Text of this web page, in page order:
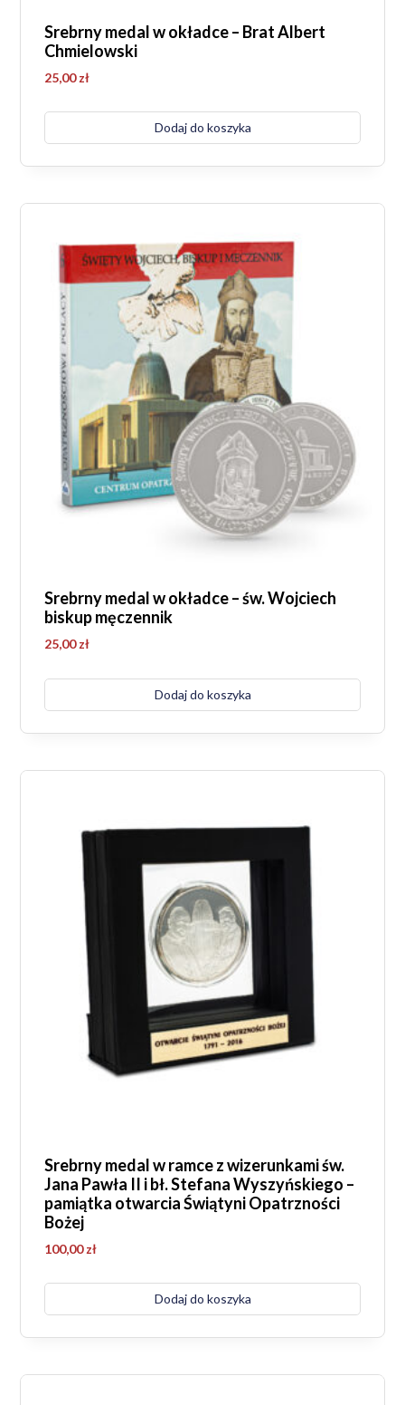
Srebrny medal w okładce – Brat Albert
Chmielowski
25,00zł
Dodaj do koszyka
Srebrny medal w okładce – św. Wojciech
biskup męczennik
25,00zł
Dodaj do koszyka
Srebrny medal w ramce z wizerunkami św.
Jana Pawła II i bł. Stefana Wyszyńskiego –
pamiątka otwarcia Świątyni Opatrzności
Bożej
100,00zł
Dodaj do koszyka